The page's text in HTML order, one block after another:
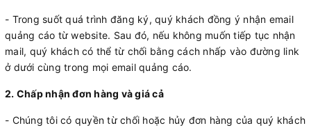
- Trong suốt quá trình đăng ký, quý khách đồng ý nhận email
quảng cáo từ website. Sau đó, nếu không muốn tiếp tục nhận
mail, quý khách có thể từ chối bằng cách nhấp vào đường link
ở dưới cùng trong mọi email quảng cáo.
2. Chấp nhận đơn hàng và giá cả
- Chúng tôi có quyền từ chối hoặc hủy đơn hàng của quý khách